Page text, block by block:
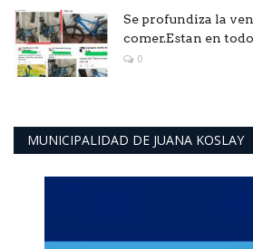
Se profundiza la
comer.Estan en
0
MUNICIPALIDAD DE JUANA KOSLAY